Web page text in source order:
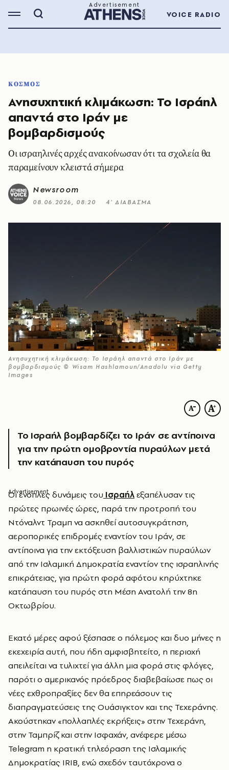
VOICE RADIO
ΚΟΣΜΟΣ
Ανησυχητική κλιμάκωση: Το Ισράηλ
απαντά στο Ιράν με
βομβαρδισμούς
Οι ισραηλινές αρχές ανακοίνωσαν ότι τα σχολεία θα
παραμείνουν κλειστά σήμερα
Newsroom
08.06.2026, 08:20 4’ ΔΙΑΒΑΣΜΑ
Ανησυχητική κλιμάκωση: Το Ισράηλ απαντά στο Ιράν με
βομβαρδισμούς © Wisam Hashlamoun/Anadolu via Getty
Images
Το Ισραήλ βομβαρδίζει το Ιράν σε αντίποινα
για την πρώτη ομοβροντία πυραύλων μετά
την κατάπαυση του πυρός
Οι ένοπλες δυνάμεις του Ισραήλεξαπέλυσαν τις
πρώτες πρωινές ώρες, παρά την προτροπή του
Ντόναλντ Τραμπ να ασκηθεί αυτοσυγκράτηση,
αεροπορικές επιδρομές εναντίον του Ιράν, σε
αντίποινα για την εκτόξευση βαλλιστικών πυραύλων
από την Ισλαμική Δημοκρατία εναντίον της ισραηλινής
επικράτειας, για πρώτη φορά αφότου κηρύχτηκε
κατάπαυση του πυρός στη Μέση Ανατολή την 8η
Οκτωβρίου.
Εκατό μέρες αφού ξέσπασε ο πόλεμος και δυο μήνες η
εκεχειρία αυτή, που ήδη αμφισβητείτο, η περιοχή
απειλείται να τυλιχτεί για άλλη μια φορά στις φλόγες,
παρότι ο αμερικανός πρόεδρος διαβεβαίωσε πως οι
νέες εχθροπραξίες δεν θα επηρεάσουν τις
διαπραγματεύσεις της Ουάσιγκτον και της Τεχεράνης.
Ακούστηκαν «πολλαπλές εκρήξεις» στην Τεχεράνη,
στην Ταμπρίζ και στην Ισφαχάν, ανέφερε μέσω
Telegram η κρατική τηλεόραση της Ισλαμικής
Δημοκρατίας IRIB, ενώ σχεδόν ταυτόχρονα ο